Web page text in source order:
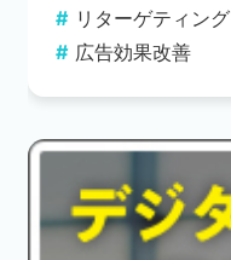
リターゲティング
広告効果改善